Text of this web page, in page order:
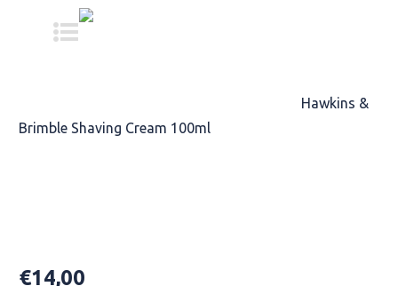
Hawkins &
Brimble Shaving Cream 100ml
€14,00